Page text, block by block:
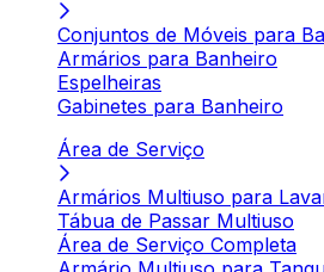
Conjuntos de Móveis para
Armários para Banheiro
Espelheiras
Gabinetes para Banheiro
Área de Serviço
Armários Multiuso para
Tábua de Passar Multiuso
Área de Serviço Completa